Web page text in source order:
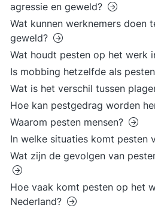
agressie en geweld?
Wat kunnen werknemers doen
geweld?
Wat houdt pesten op het werk
Is mobbing hetzelfde als
Wat is het verschil tussen
Hoe kan pestgedrag worden
Waarom pesten mensen?
In welke situaties komt pesten
Wat zijn de gevolgen van
Hoe vaak komt pesten op het
Nederland?